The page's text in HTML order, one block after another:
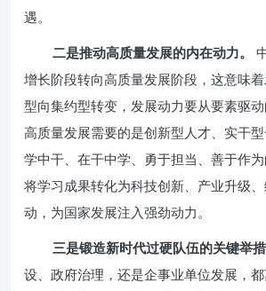
遇。
二是推动高质量发展的内在动力。
增长阶段转向高质量发展阶段，这意味
型向集约型转变，发展动力要从要素驱动
高质量发展需要的是创新型人才、实干
学中干、在干中学、勇于担当、善于作
将学习成果转化为科技创新、产业升级
动，为国家发展注入强劲动力。
三是锻造新时代过硬队伍的关键举措
设、政府治理，还是企事业单位发展，